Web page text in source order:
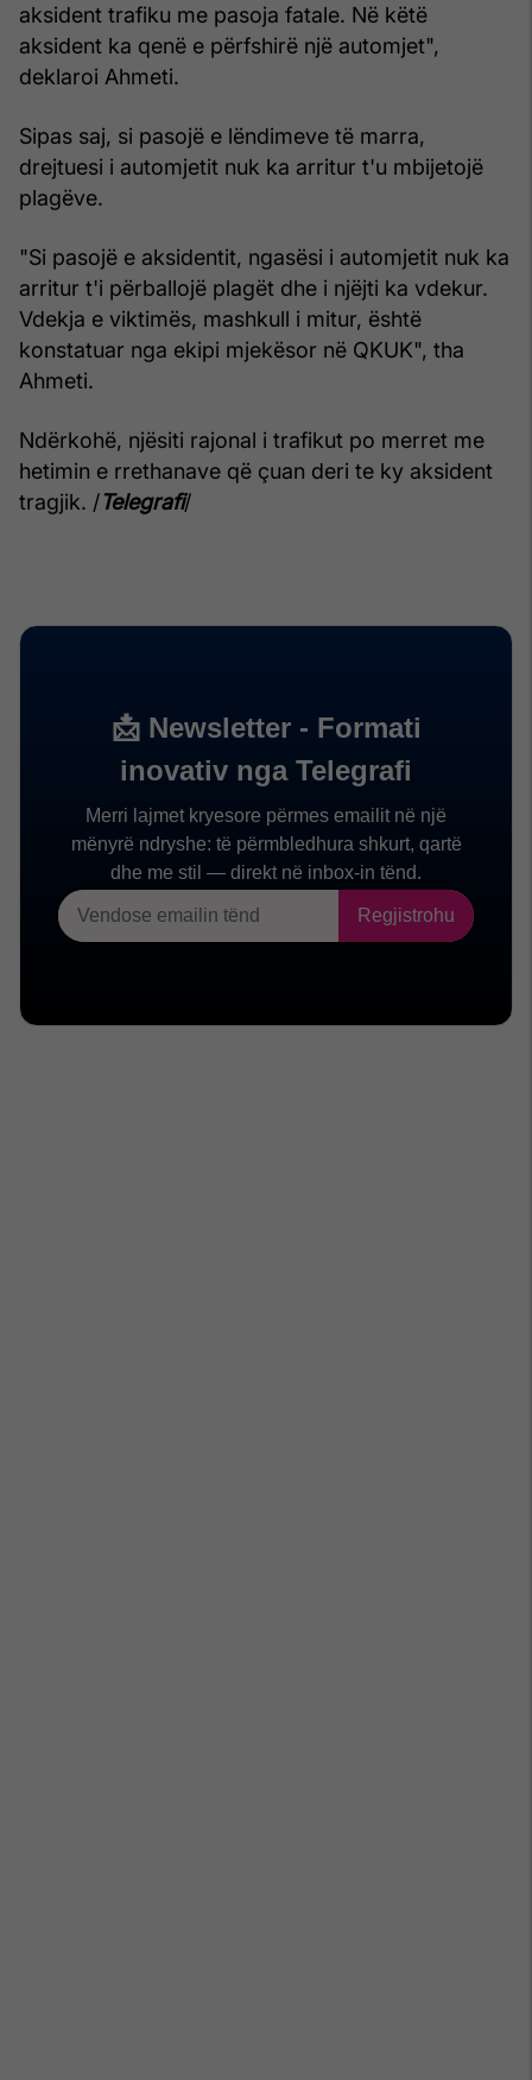
aksident trafiku me pasoja fatale. Në këtë
aksident ka qenë e përfshirë një automjet",
deklaroi Ahmeti.
Sipas saj, si pasojë e lëndimeve të marra,
drejtuesi i automjetit nuk ka arritur t'u mbijetojë
plagëve.
"Si pasojë e aksidentit, ngasësi i automjetit nuk ka
arritur t'i përballojë plagët dhe i njëjti ka vdekur.
Vdekja e viktimës, mashkull i mitur, është
konstatuar nga ekipi mjekësor në QKUK", tha
Ahmeti.
Ndërkohë, njësiti rajonal i trafikut po merret me
hetimin e rrethanave që çuan deri te ky aksident
tragjik. /Telegrafi/